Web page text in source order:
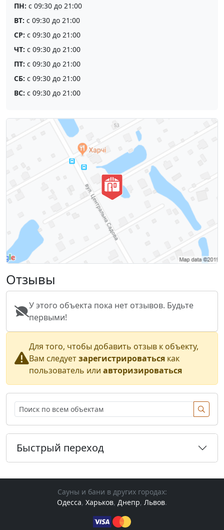
ПН: с 09:30 до 21:00
ВТ: с 09:30 до 21:00
СР: с 09:30 до 21:00
ЧТ: с 09:30 до 21:00
ПТ: с 09:30 до 21:00
СБ: с 09:30 до 21:00
ВС: с 09:30 до 21:00
Отзывы
У этого объекта пока нет отзывов. Будьте
первыми!
Для того, чтобы добавить отзыв к объекту,
Вам следуетзарегистрироваться как
пользователь или авторизироваться
Быстрый переход
Сауны и бани в других городах:
Одесса, Харьков, Днепр, Львов.